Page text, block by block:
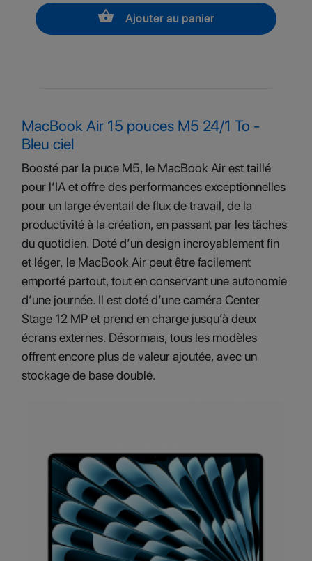
shopping_basket Ajouter au panier
MacBook Air 15 pouces M5 24/1 To -
Bleu ciel
Boosté par la puce M5, le MacBook Air est taillé
pour l’IA et offre des performances exceptionnelles
pour un large éventail de flux de travail, de la
productivité à la création, en passant par les tâches
du quotidien. Doté d’un design incroyablement fin
et léger, le MacBook Air peut être facilement
emporté partout, tout en conservant une autonomie
d’une journée. Il est doté d’une caméra Center
Stage 12 MP et prend en charge jusqu’à deux
écrans externes. Désormais, tous les modèles
offrent encore plus de valeur ajoutée, avec un
stockage de base doublé.